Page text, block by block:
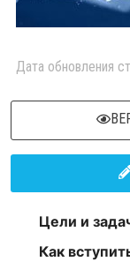
Дата обновления
Цели и
Как